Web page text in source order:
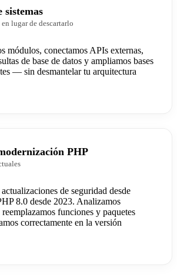
sistemas
lugar de descartarlo
módulos, conectamos APIs externas,
de base de datos y ampliamos bases
— sin desmantelar tu arquitectura
PHP
de seguridad desde
8.0 desde 2023. Analizamos
funciones y paquetes
correctamente en la versión